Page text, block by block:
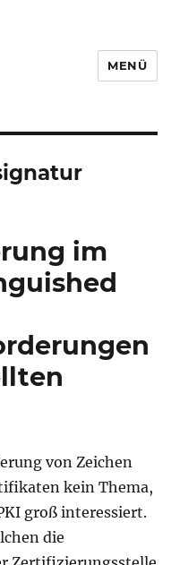
MENÜ
im
von Zeichen
kein Thema,
groß interessiert.
die